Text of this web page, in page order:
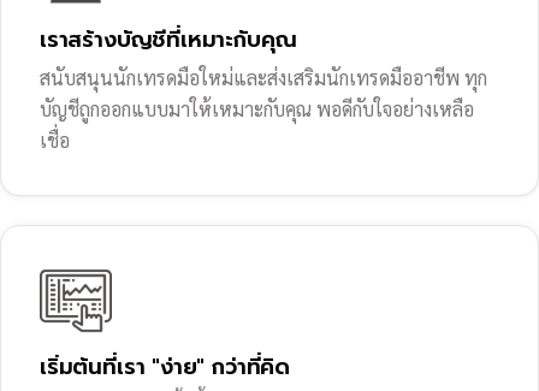
เราสร้างบัญชีที่เหมาะกับคุณ
สนับสนุนนักเทรดมือใหม่และส่งเสริมนักเทรดมืออาชีพ ทุก
บัญชีถูกออกแบบมาให้เหมาะกับคุณ พอดีกับใจอย่างเหลือ
เชื่อ
เริ่มต้นที่เรา "ง่าย" กว่าที่คิด